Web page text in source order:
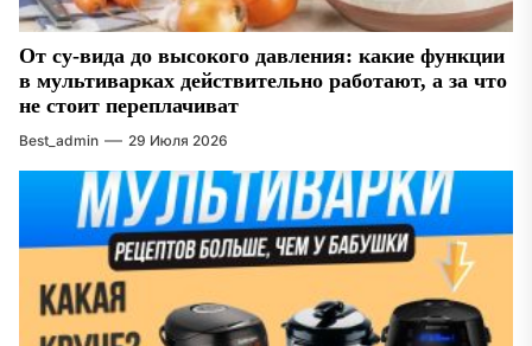
От су-вида до высокого давления: какие функции
в мультиварках действительно работают, а за что
не стоит переплачиват
Best_admin 29 Июля 2026